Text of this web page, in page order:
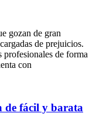
gozan de gran
de prejuicios.
profesionales de forma
con
de fácil y barata